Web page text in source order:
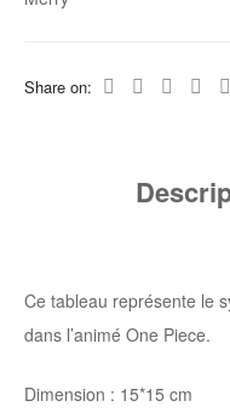
Share on:
Ce tableau représente le
dans l’animé One Piece.
Dimension : 15*15 cm